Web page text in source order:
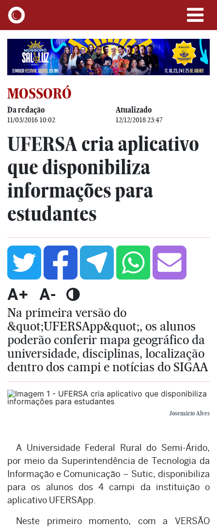
MOSSORÓ
Da redação
11/03/2016 10:02
Atualizado
12/12/2018 23:47
UFERSA cria aplicativo
que disponibiliza
informações para
estudantes
A+ A-
Na primeira versão do
&quot;UFERSApp&quot;, os alunos
poderão conferir mapa geográfico da
universidade, disciplinas, localização
dentro dos campi e notícias do SIGAA
Josemário Alves
A Universidade Federal Rural do Semi-Árido,
por meio da Superintendência de Tecnologia da
Informação e Comunicação – Sutic, disponibiliza
para os alunos dos 4 campi da instituição o
aplicativo UFERSApp.
Neste primeiro momento, com a VERSÃO